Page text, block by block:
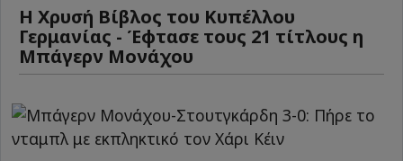
Η Χρυσή Βίβλος του Κυπέλλου
Γερμανίας - Έφτασε τους 21 τίτλους η
Μπάγερν Μονάχου